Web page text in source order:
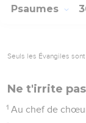
Psaumes
Seuls les Évangiles
Ne t'irrite
1 Au chef de